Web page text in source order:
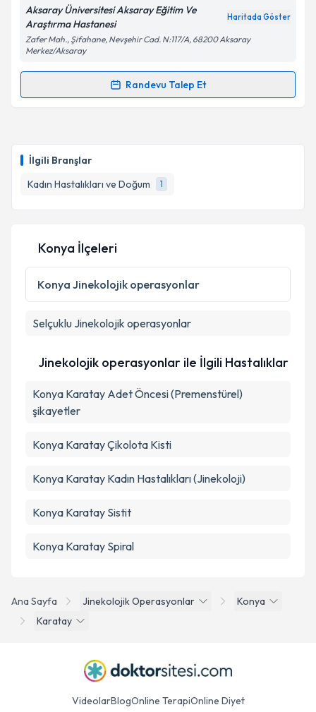
İlgili Branşlar
Kadın Hastalıkları ve Doğum
1
kapsamda işlenmesini kabul ediyorum.
Aksaray Üniversitesi Aksaray Eğitim Ve
Araştırma Hastanesi
Haritada Göster
Zafer Mah., Şifahane, Nevşehir Cad. N:117/A, 68200 Aksaray
Merkez/Aksaray
Randevu Talep Et
Randevu Takvimi Talebi
takvim hazırlandığında e-posta ile bilgilendireceğiz.
Kişisel verilerimin işlenmesine ilişkinAydınlatma
Metni
'ni okudum ve kişisel verilerimin belirtilen
kapsamda işlenmesini kabul ediyorum.
Ana Sayfa Jinekolojik Operasyonlar
Konya
Karatay
Konya İlçeleri
Konya Jinekolojik operasyonlar
Selçuklu Jinekolojik operasyonlar
Jinekolojik operasyonlar ile İlgili Hastalıklar
Konya Karatay Adet Öncesi (Premenstürel)
şikayetler
Konya Karatay Çikolota Kisti
Konya Karatay Kadın Hastalıkları (Jinekoloji)
Konya Karatay Sistit
Konya Karatay Spiral
VideolarBlogOnline TerapiOnline Diyet